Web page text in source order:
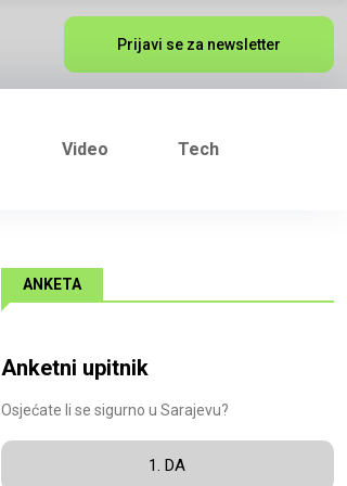
Prijavi se za newsletter
Video Tech
ANKETA
Anketni upitnik
Osjećate li se sigurno u Sarajevu?
1. DA